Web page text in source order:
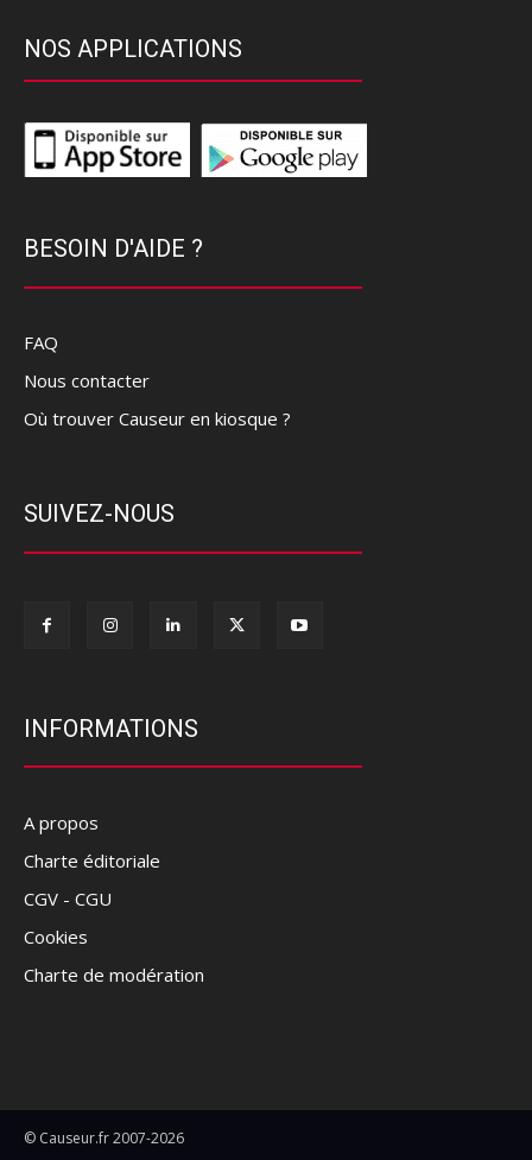
NOS APPLICATIONS
BESOIN D'AIDE ?
FAQ
Nous contacter
Où trouver Causeur en kiosque ?
SUIVEZ-NOUS
INFORMATIONS
A propos
Charte éditoriale
CGV - CGU
Cookies
Charte de modération
© Causeur.fr 2007-2026